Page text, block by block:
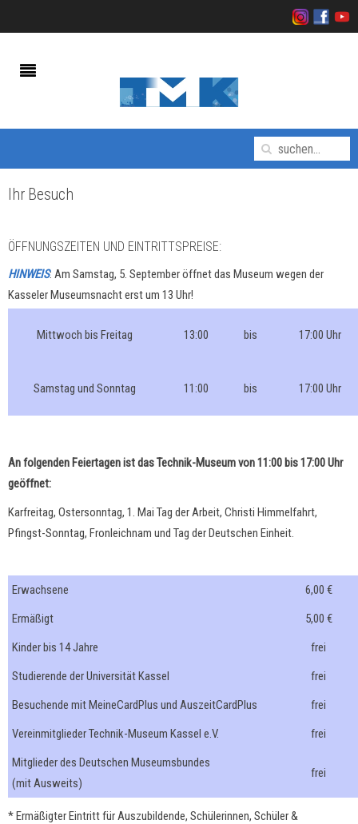
Ihr Besuch
ÖFFNUNGSZEITEN UND EINTRITTSPREISE:
HINWEIS: Am Samstag, 5. September öffnet das Museum wegen der
Kasseler Museumsnacht erst um 13 Uhr!
Mittwoch bis Freitag 13:00 bis 17:00 Uhr
Samstag und Sonntag 11:00 bis 17:00 Uhr
An folgenden Feiertagen ist das Technik-Museum von 11:00 bis 17:00 Uhr
geöffnet:
Karfreitag, Ostersonntag, 1. Mai Tag der Arbeit, Christi Himmelfahrt,
Pfingst-Sonntag, Fronleichnam und Tag der Deutschen Einheit.
Erwachsene
6,00 €
Ermäßigt
5,00 €
Kinder bis 14 Jahre
frei
Studierende der Universität Kassel
frei
Besuchende mit MeineCardPlus und AuszeitCardPlus
frei
Vereinmitglieder Technik-Museum Kassel e.V.
frei
Mitglieder des Deutschen Museumsbundes
(mit Ausweits)
frei
* Ermäßigter Eintritt für Auszubildende, Schülerinnen, Schüler &